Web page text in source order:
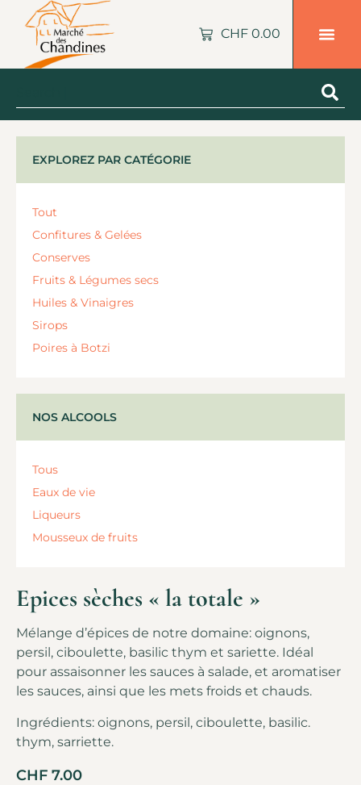
CHF0.00
EXPLOREZ PAR CATÉGORIE
Tout
Confitures & Gelées
Conserves
Fruits & Légumes secs
Huiles & Vinaigres
Sirops
Poires à Botzi
NOS ALCOOLS
Tous
Eaux de vie
Liqueurs
Mousseux de fruits
Epices sèches « la totale »
Mélange d’épices de notre domaine: oignons,
persil, ciboulette, basilic thym et sariette. Idéal
pour assaisonner les sauces à salade, et aromatiser
les sauces, ainsi que les mets froids et chauds.
Ingrédients: oignons, persil, ciboulette, basilic.
thym, sarriette.
CHF 7.00